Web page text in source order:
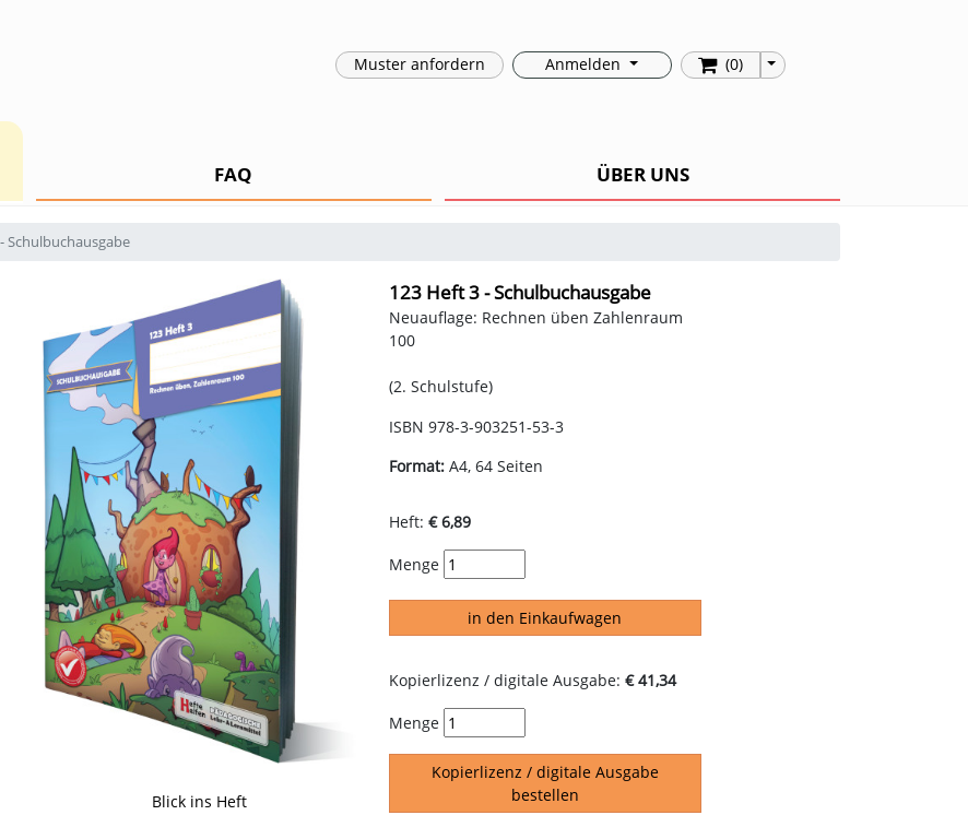
Muster anfordern Anmelden (0) Toggle Dropdown
FAQ ÜBER UNS
Schulbuchausgabe
Blick ins Heft
123 Heft 3 - Schulbuchausgabe
Neuauflage: Rechnen üben Zahlenraum
100
(2. Schulstufe)
ISBN 978-3-903251-53-3
Format:A4, 64 Seiten
Heft: € 6,89
Menge
in den Einkaufwagen
Kopierlizenz / digitale Ausgabe: € 41,34
Menge
Kopierlizenz / digitale Ausgabe
bestellen